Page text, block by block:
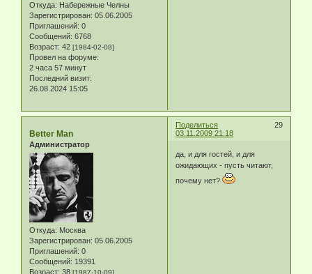
Откуда: Набережные Челны
Зарегистрирован: 05.06.2005
Приглашений: 0
Сообщений: 6768
Возраст: 42 [1984-02-08]
Провел на форуме:
2 часа 57 минут
Последний визит:
26.08.2024 15:05
Поделиться
29
03.11.2009 21:18
Better Man
Администратор
Откуда: Москва
Зарегистрирован: 05.06.2005
Приглашений: 0
Сообщений: 19391
Возраст: 38
да, и для гостей, и для
ожидающих - пусть читают,
почему нет?